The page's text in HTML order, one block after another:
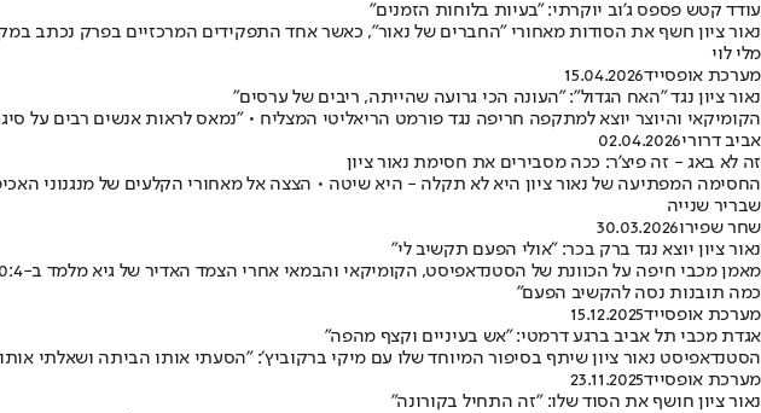
עודד קטש פספס ג'וב יוקרתי: "בעיות בלוחות הזמנים"
נאור ציון חשף את הסודות מאחורי "החברים של נאור", כאשר אחד התפקידים המרכזיים בפרק נכתב
מלי לוי
מערכת אופסייד15.04.2026
נאור ציון נגד "האח הגדול": "העונה הכי גרועה שהייתה, ריבים של ערסים"
הקומיקאי והיוצר יוצא למתקפה חריפה נגד פורמט הריאליטי המצליח • "נמאס לראות אנשים רבים על
אביב דרורי02.04.2026
זה לא באג - זה פיצ'ר: ככה מסבירים את חסימת נאור ציון
החסימה המפתיעה של נאור ציון היא לא תקלה - היא שיטה • הצצה אל מאחורי הקלעים של מנגנוני
שבריר שנייה
שחר שפירו30.03.2026
נאור ציון יוצא נגד ברק בכר: "אולי הפעם תקשיב לי"
כמה תובנות נסה להקשיב הפעם"
מערכת אופסייד15.12.2025
אגדת מכבי תל אביב ברגע דרמטי: ״אש בעיניים וקצף מהפה״
הסטנדאפיסט נאור ציון שיתף בסיפור המיוחד שלו עם מיקי ברקוביץ׳: ״הסעתי אותו הביתה ושאלתי
מערכת אופסייד23.11.2025
נאור ציון חושף את הסוד שלו: "זה התחיל בקורונה"